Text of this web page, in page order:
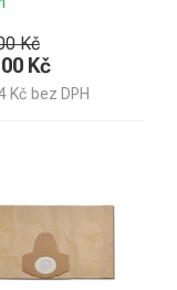
Kč
Kč
Kč bez DPH